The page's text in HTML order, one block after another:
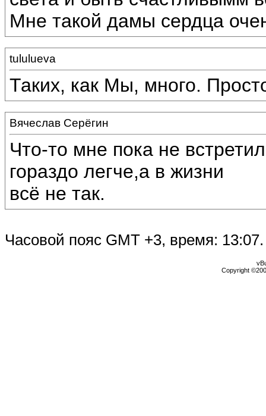
Мне такой дамы сердца
tululueva
Таких, как Мы, много.
Вячеслав Серёгин
Что-то мне пока не
гораздо легче,а в жизни
всё не так.
Часовой пояс GMT +3, время: 13:07.
Copyright